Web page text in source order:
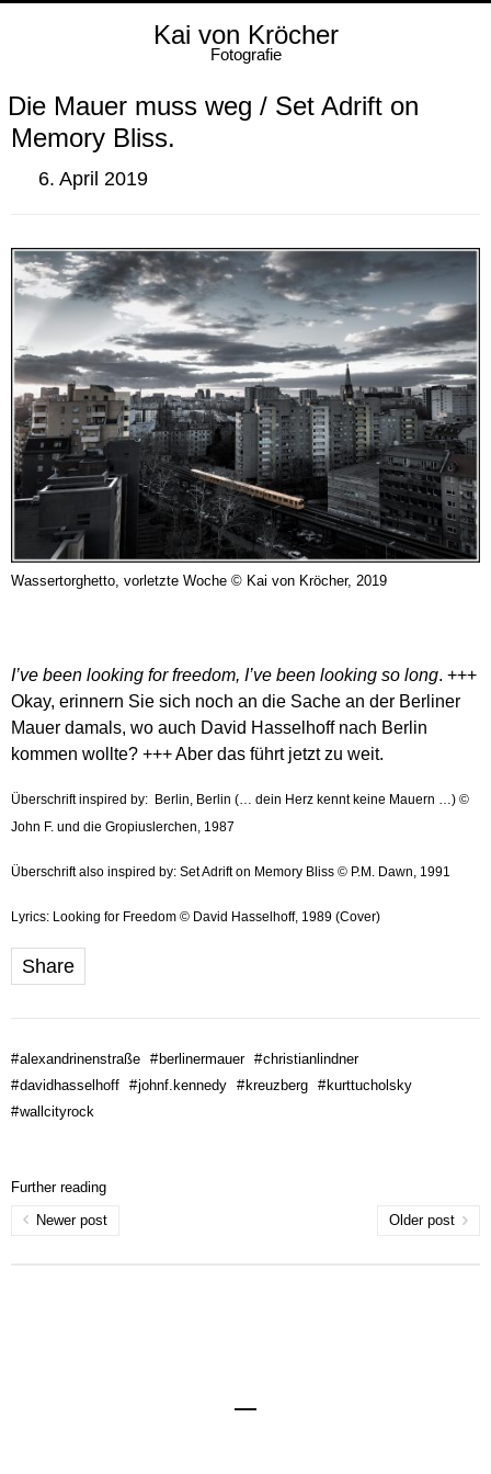
Kai von Kröcher
Fotografie
Die Mauer muss weg / Set Adrift on
Memory Bliss.
6. April 2019
Wassertorghetto, vorletzte Woche © Kai von Kröcher, 2019
I’ve been looking for freedom, I’ve been looking so long. +++
Okay, erinnern Sie sich noch an die Sache an der Berliner
Mauer damals, wo auch David Hasselhoff nach Berlin
kommen wollte? +++ Aber das führt jetzt zu weit.
Überschrift inspired by: Berlin, Berlin (… dein Herz kennt keine Mauern …) ©
John F. und die Gropiuslerchen, 1987
Überschrift also inspired by: Set Adrift on Memory Bliss © P.M. Dawn, 1991
Lyrics: Looking for Freedom © David Hasselhoff, 1989 (Cover)
Share
#alexandrinenstraße #berlinermauer #christianlindner
#davidhasselhoff #johnf.kennedy #kreuzberg #kurttucholsky
#wallcityrock
Further reading
Older post
Newer post